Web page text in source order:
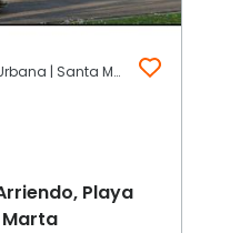
Playa Los Cocos | Area Urbana | Santa Marta
Playa
Marta